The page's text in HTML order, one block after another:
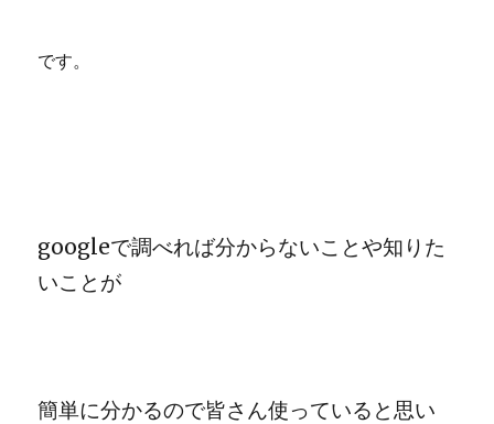
です。
googleで調べれば分からないことや知りた
いことが
簡単に分かるので皆さん使っていると思い